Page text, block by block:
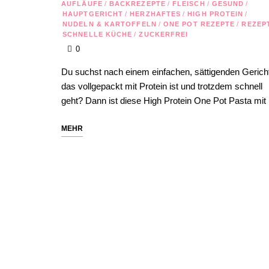
AUFLÄUFE / BACKREZEPTE / FLEISCH / GESUND /
HAUPTGERICHT / HERZHAFTES / HIGH PROTEIN /
NUDELN & KARTOFFELN / ONE POT REZEPTE /
SCHNELLE KÜCHE / ZUCKERFREI
0
Du suchst nach einem einfachen, sättigenden
das vollgepackt mit Protein ist und trotzdem schnell
geht? Dann ist diese High Protein One Pot Pasta
MEHR